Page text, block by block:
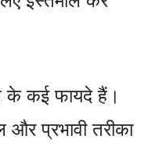
के कई फायदे हैं।
प्रभावी तरीका